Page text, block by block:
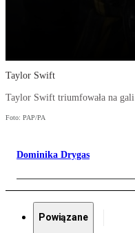
Taylor Swift
Taylor Swift triumfowała na
Foto: PAP/PA
Dominika Drygas
Powiązane